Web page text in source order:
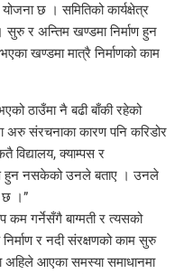
छ । समितिको कार्यक्षेत्र
सुरु र अन्तिम खण्डमा निर्माण हुन
खण्डमा मात्रै निर्माणको काम
ठाउँमा नै बढी बाँकी रहेको
संरचनाका कारण पनि करिडोर
विद्यालय, क्याम्पस र
हुन नसकेको उनले बताए । उनले
छ ।”
कम गर्नेसँगै बाग्मती र त्यसको
र नदी संरक्षणको काम सुरु
अहिले आएका समस्या समाधानमा